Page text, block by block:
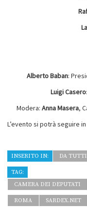
Alberto Baban:
Luigi Casero
Modera: Anna Masera,
L’evento si potrà seguire
INSERITO IN: DA
TAG:
CAMERA DEI DEPUTATI
ROMA SARDEX.NET